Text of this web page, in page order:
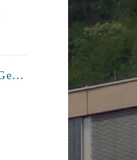
Kooperation mit der KLIMA ARENA: Gemeinsam für Nachhaltigkeit und Klimaschutz